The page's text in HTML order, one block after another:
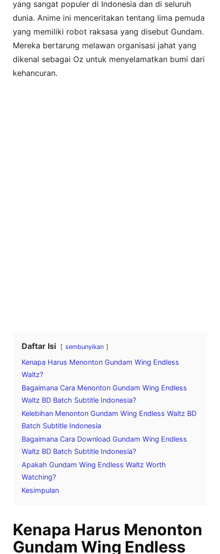
yang sangat populer di Indonesia dan di seluruh
dunia. Anime ini menceritakan tentang lima pemuda
yang memiliki robot raksasa yang disebut Gundam.
Mereka bertarung melawan organisasi jahat yang
dikenal sebagai Oz untuk menyelamatkan bumi dari
kehancuran.
Daftar Isi sembunyikan
Kenapa Harus Menonton Gundam Wing Endless
Waltz?
Bagaimana Cara Menonton Gundam Wing Endless
Waltz BD Batch Subtitle Indonesia?
Kelebihan Menonton Gundam Wing Endless Waltz BD
Batch Subtitle Indonesia
Bagaimana Cara Download Gundam Wing Endless
Waltz BD Batch Subtitle Indonesia?
Apakah Gundam Wing Endless Waltz Worth
Watching?
Kesimpulan
Kenapa Harus Menonton
Gundam Wing Endless